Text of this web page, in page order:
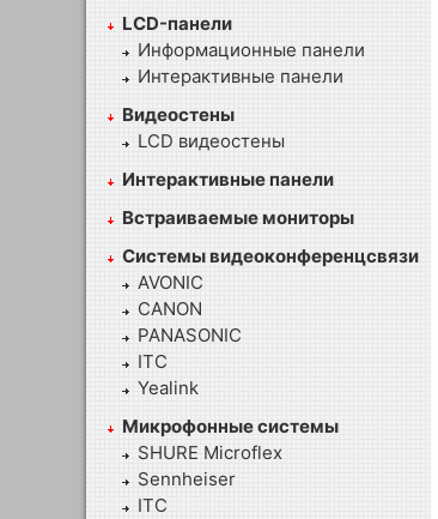
LCD-панели
Информационные панели
Интерактивные панели
Видеостены
LCD видеостены
Интерактивные панели
Встраиваемые мониторы
Системы видеоконференцсвязи
AVONIC
CANON
PANASONIC
ITC
Yealink
Микрофонные системы
SHURE Microflex
Sennheiser
ITC